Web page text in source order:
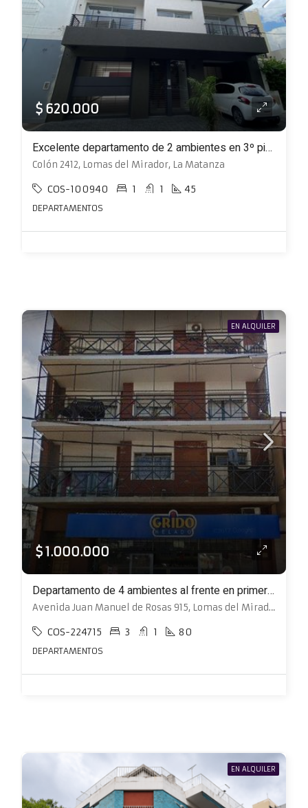
$ 620.000
Excelente departamento de 2 ambientes en 3º piso al frente con balcón y terraza
Colón 2412, Lomas del Mirador, La Matanza
COS-100940 1 1 45
DEPARTAMENTOS
EN ALQUILER
$ 1.000.000
Departamento de 4 ambientes al frente en primer piso con patio y balcón
Avenida Juan Manuel de Rosas 915, Lomas del Mirador, La Matanza
COS-224715 3 1 80
DEPARTAMENTOS
EN ALQUILER